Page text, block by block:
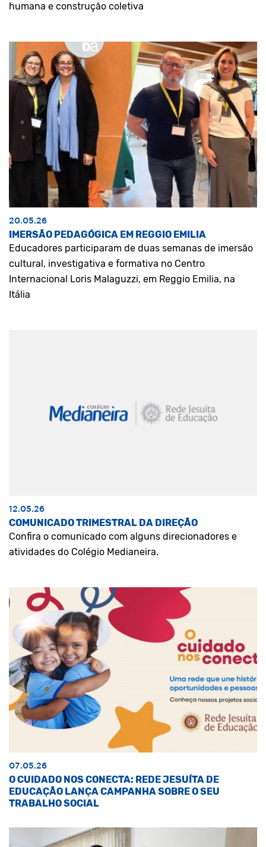
humana e construção coletiva
20.05.26
IMERSÃO PEDAGÓGICA EM REGGIO EMILIA
Educadores participaram de duas semanas de imersão
cultural, investigativa e formativa no Centro
Internacional Loris Malaguzzi, em Reggio Emilia, na
Itália
12.05.26
COMUNICADO TRIMESTRAL DA DIREÇÃO
Confira o comunicado com alguns direcionadores e
atividades do Colégio Medianeira.
07.05.26
O CUIDADO NOS CONECTA: REDE JESUÍTA DE
EDUCAÇÃO LANÇA CAMPANHA SOBRE O SEU
TRABALHO SOCIAL